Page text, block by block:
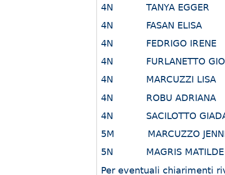
4N TANYA EGGER
4N FASAN ELISA
4N FEDRIGO IRENE
4N FURLANETTO
4N MARCUZZI LISA
4N ROBU ADRIANA
4N SACILOTTO
5M MARCUZZO
5N MAGRIS MATILDE
Per eventuali chiarimenti